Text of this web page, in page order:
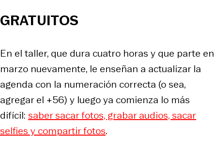
GRATUITOS
En el taller, que dura cuatro horas y que parte en
marzo nuevamente, le enseñan a actualizar la
agenda con la numeración correcta (o sea,
agregar el +56) y luego ya comienza lo más
difícil: saber sacar fotos, grabar audios, sacar
selfies y compartir fotos.